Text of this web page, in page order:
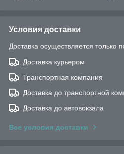
Условия доставки
Доставка осуществляется только
Доставка курьером
Транспортная компания
Доставка до транспортной
Доставка до автовокзала
Все условия доставки